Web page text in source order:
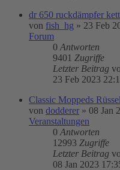
dr 650 ruckdämpfer
von fish_hg » 23 Feb
Forum
0 Antworten
9401 Zugriffe
Letzter Beitrag
23 Feb 2023
Classic Moppeds
von dodderer » 08 Jan
Veranstaltungen
0 Antworten
12993 Zugriffe
Letzter Beitrag
08 Jan 2023